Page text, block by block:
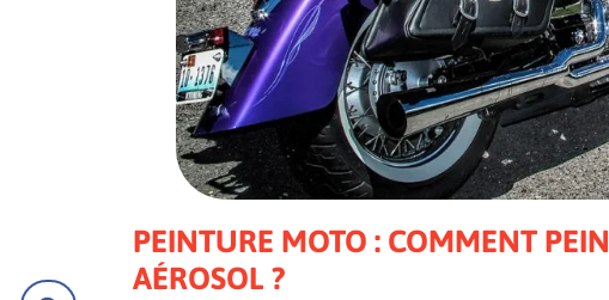
PEINTURE MOTO : COMMENT
AÉROSOL ?